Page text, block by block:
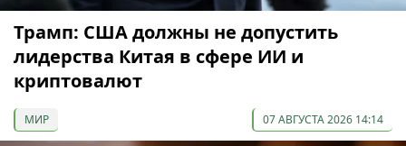
Трамп: США должны не допустить
лидерства Китая в сфере ИИ и
криптовалют
МИР 07 АВГУСТА 2026 14:14